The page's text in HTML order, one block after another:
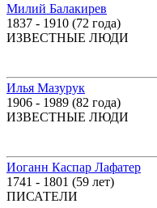
Милий Балакирев
1837 - 1910 (72 года)
ИЗВЕСТНЫЕ ЛЮДИ
Илья Мазурук
1906 - 1989 (82 года)
ИЗВЕСТНЫЕ ЛЮДИ
Иоганн Каспар Лафатер
1741 - 1801 (59 лет)
ПИСАТЕЛИ